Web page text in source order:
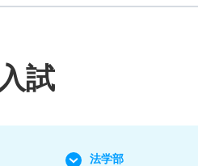
試
法学部